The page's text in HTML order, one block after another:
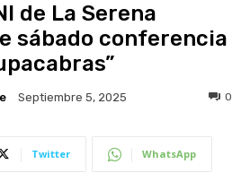
de La Serena
sábado conferencia
Septiembre 5, 2025 0
Twitter WhatsApp